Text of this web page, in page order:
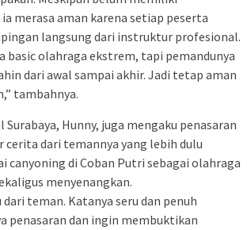
merasa aman karena setiap peserta
langsung dari instruktur profesional.
basic olahraga ekstrem, tapi pemandunya
dari awal sampai akhir. Jadi tetap aman
tambahnya.
Surabaya, Hunny, juga mengaku penasaran
cerita dari temannya yang lebih dulu
canyoning di Coban Putri sebagai olahraga
menyenangkan.
dari teman. Katanya seru dan penuh
penasaran dan ingin membuktikan